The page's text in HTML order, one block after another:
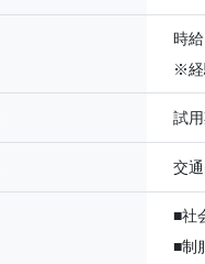
時
※経
試
交
■社
■制